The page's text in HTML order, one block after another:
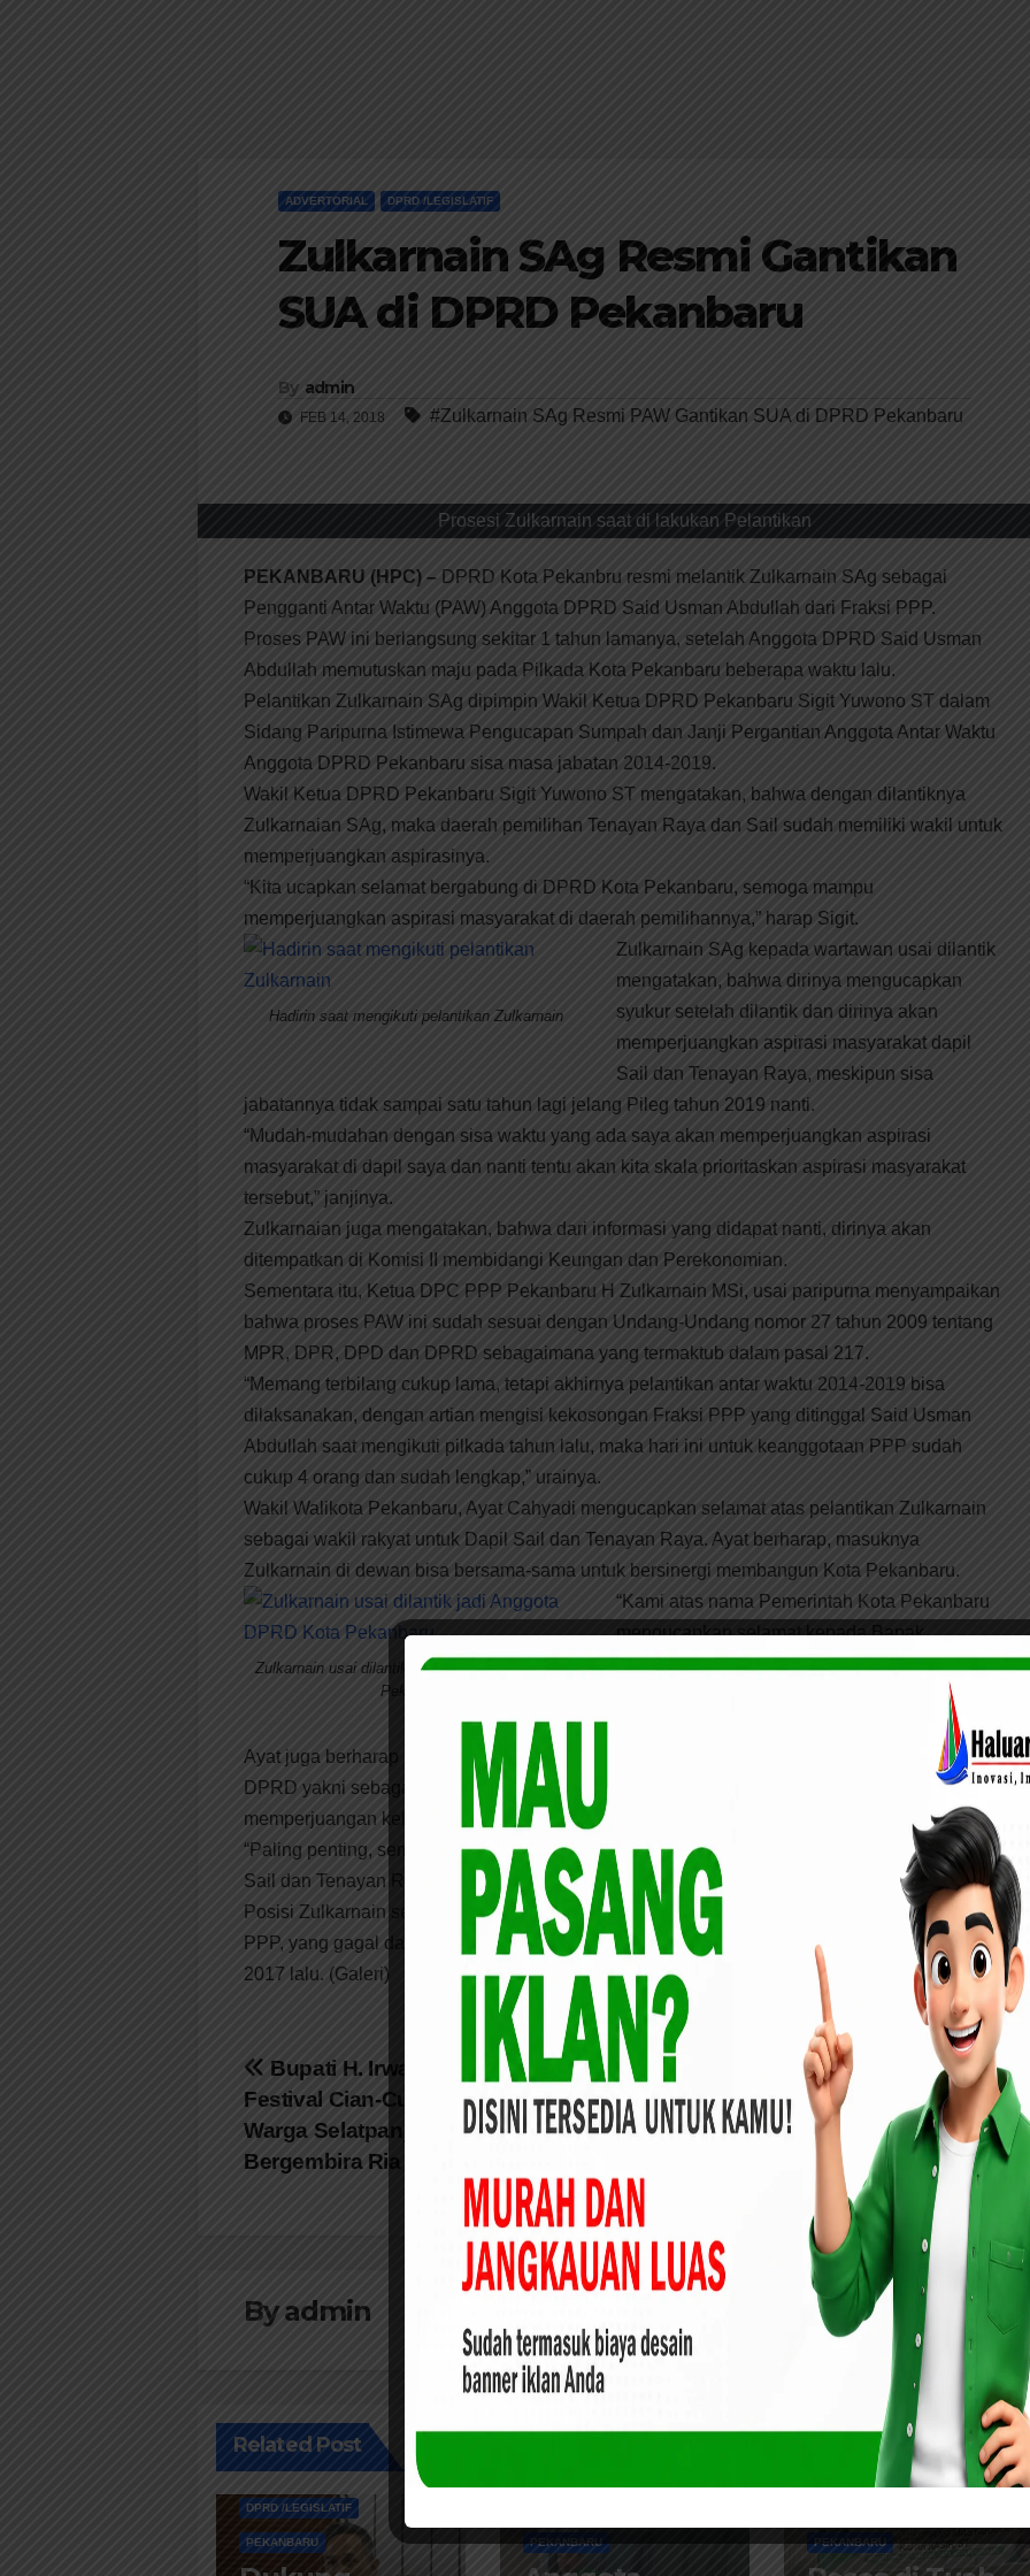
ADVERTORIAL DPRD /LEGISLATIF
Zulkarnain SAg Resmi Gantikan
SUA di DPRD Pekanbaru
By admin
FEB 14, 2018 #Zulkarnain SAg Resmi PAW Gantikan SUA di DPRD Pekanbaru
Prosesi Zulkarnain saat di lakukan Pelantikan
PEKANBARU (HPC) – DPRD Kota Pekanbru resmi melantik Zulkarnain SAg sebagai
Pengganti Antar Waktu (PAW) Anggota DPRD Said Usman Abdullah dari Fraksi PPP.
Proses PAW ini berlangsung sekitar 1 tahun lamanya, setelah Anggota DPRD Said Usman
Abdullah memutuskan maju pada Pilkada Kota Pekanbaru beberapa waktu lalu.
Pelantikan Zulkarnain SAg dipimpin Wakil Ketua DPRD Pekanbaru Sigit Yuwono ST dalam
Sidang Paripurna Istimewa Pengucapan Sumpah dan Janji Pergantian Anggota Antar Waktu
Anggota DPRD Pekanbaru sisa masa jabatan 2014-2019.
Wakil Ketua DPRD Pekanbaru Sigit Yuwono ST mengatakan, bahwa dengan dilantiknya
Zulkarnaian SAg, maka daerah pemilihan Tenayan Raya dan Sail sudah memiliki wakil untuk
memperjuangkan aspirasinya.
“Kita ucapkan selamat bergabung di DPRD Kota Pekanbaru, semoga mampu
memperjuangkan aspirasi masyarakat di daerah pemilihannya,” harap Sigit.
Hadirin saat mengikuti pelantikan Zulkarnain
Zulkarnain SAg kepada wartawan usai dilantik
mengatakan, bahwa dirinya mengucapkan
syukur setelah dilantik dan dirinya akan
memperjuangkan aspirasi masyarakat dapil
Sail dan Tenayan Raya, meskipun sisa
jabatannya tidak sampai satu tahun lagi jelang Pileg tahun 2019 nanti.
“Mudah-mudahan dengan sisa waktu yang ada saya akan memperjuangkan aspirasi
masyarakat di dapil saya dan nanti tentu akan kita skala prioritaskan aspirasi masyarakat
tersebut,” janjinya.
Zulkarnaian juga mengatakan, bahwa dari informasi yang didapat nanti, dirinya akan
ditempatkan di Komisi II membidangi Keungan dan Perekonomian.
Sementara itu, Ketua DPC PPP Pekanbaru H Zulkarnain MSi, usai paripurna menyampaikan
bahwa proses PAW ini sudah sesuai dengan Undang-Undang nomor 27 tahun 2009 tentang
MPR, DPR, DPD dan DPRD sebagaimana yang termaktub dalam pasal 217.
“Memang terbilang cukup lama, tetapi akhirnya pelantikan antar waktu 2014-2019 bisa
dilaksanakan, dengan artian mengisi kekosongan Fraksi PPP yang ditinggal Said Usman
Abdullah saat mengikuti pilkada tahun lalu, maka hari ini untuk keanggotaan PPP sudah
cukup 4 orang dan sudah lengkap,” urainya.
Wakil Walikota Pekanbaru, Ayat Cahyadi mengucapkan selamat atas pelantikan Zulkarnain
sebagai wakil rakyat untuk Dapil Sail dan Tenayan Raya. Ayat berharap, masuknya
Zulkarnain di dewan bisa bersama-sama untuk bersinergi membangun Kota Pekanbaru.
Zulkarnain usai dilantik jadi Anggota DPRD Kota
Pekanbaru
“Kami atas nama Pemerintah Kota Pekanbaru
mengucapkan selamat kepada Bapak
Zulkarnain dan semoga bisa bersinergi dengan
Pemerintah Kota Pekanbaru,” kata Ayat usai
Ayat juga berharap selaku anggota dewan yang baru, Zulkarnain bisa menjalankan 3 Fungsi
DPRD yakni sebagai fungsi kontroling, legislasi dan penganggaran supaya bisa
memperjuangan kebutuhan masyarakat di Dapil Sail dan Tenayan Raya.
“Paling penting, semoga beliau bisa memperjuangkan aspirasi masyarakat yang ada di Dapil
Sail dan Tenayan Raya,” ungkap Ayat lagi.
Posisi Zulkarnain sendiri menggantikan mantan anggota dewan Said Usman Abdullah dari
PPP, yang gagal dalam pencalonannya sebagai Wakil Walikota Pekanbaru dalam Pilwako
2017 lalu. (Galeri)
Navigasi
pos
Setelah Belasan Tahun Akhirnya
Kota Pekanbaru Bangun Rumah
Sakit
Bupati H. Irwan Nasir Buka
Festival Cian-Cui Meranti, Ribuan
Warga Selatpanjang dan Wisatawan
Bergembira Ria
Byadmin
Related Post
DPRD /LEGISLATIF
PEKANBARU PEKANBARU PEKANBARU